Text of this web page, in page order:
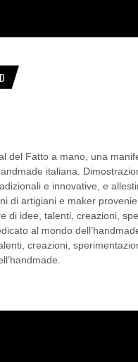
del Fatto a mano, una
italiana.
e innovative, e
di artigiani e maker
di idee, talenti, creazioni,
al mondo
creazioni,